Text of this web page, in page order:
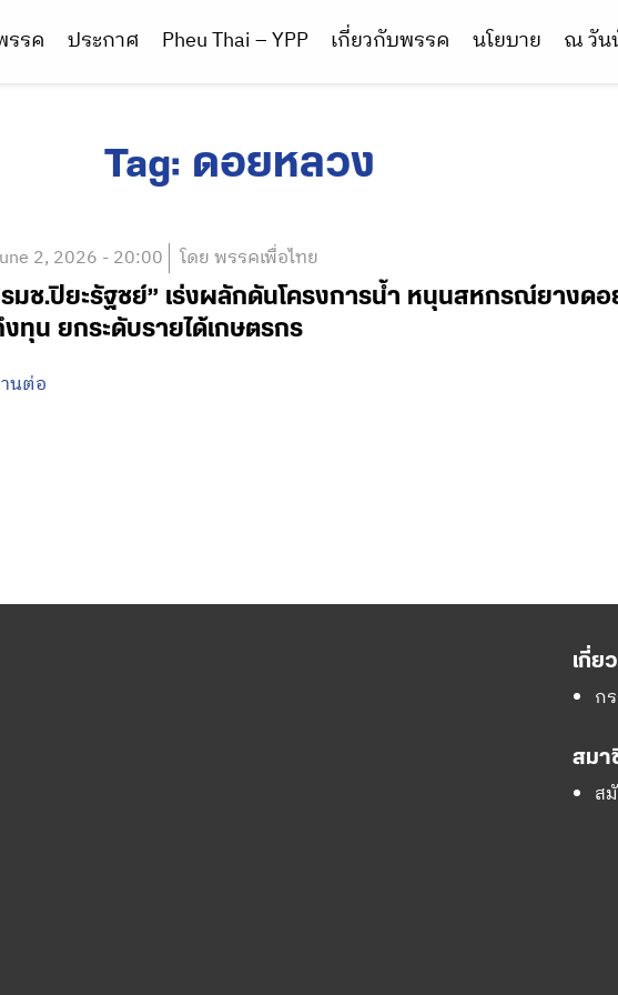
รรค ประกาศ Pheu Thai – YPP เกี่ยวกับพรรค นโยบาย ณ วัน
Tag: ดอยหลวง
2, 2026 - 20:00 โดย พรรคเพื่อไทย
รมช.ปิยะรัฐชย์” เร่งผลักดันโครงการน้ำ หนุนสหกรณ์ยางดอ
งทุน ยกระดับรายได้เกษตรกร
นต่อ
เกี่ย
ก
สมา
ส